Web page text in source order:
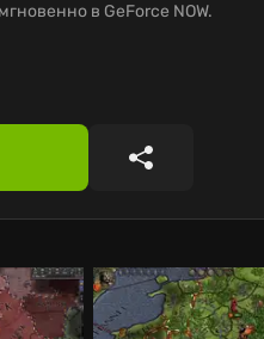
в GeForce NOW.
Поделиться